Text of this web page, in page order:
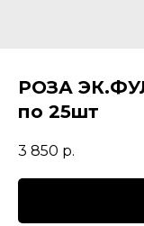
РОЗА
по 25шт
3 850 р.